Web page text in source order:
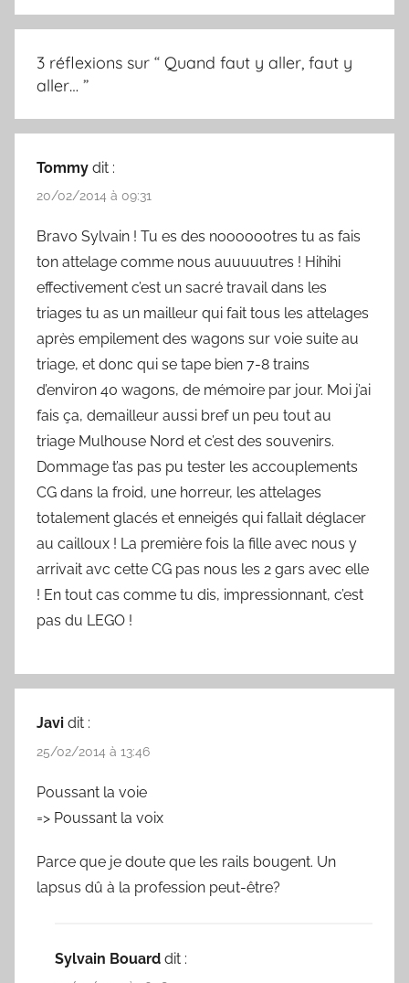
3 réflexions sur “ Quand faut y aller, faut y
aller… ”
Tommy dit :
20/02/2014 à 09:31
Bravo Sylvain ! Tu es des nooooootres tu as fais
ton attelage comme nous auuuuutres ! Hihihi
effectivement c’est un sacré travail dans les
triages tu as un mailleur qui fait tous les attelages
après empilement des wagons sur voie suite au
triage, et donc qui se tape bien 7-8 trains
d’environ 40 wagons, de mémoire par jour. Moi j’ai
fais ça, demailleur aussi bref un peu tout au
triage Mulhouse Nord et c’est des souvenirs.
Dommage t’as pas pu tester les accouplements
CG dans la froid, une horreur, les attelages
totalement glacés et enneigés qui fallait déglacer
au cailloux ! La première fois la fille avec nous y
arrivait avc cette CG pas nous les 2 gars avec elle
! En tout cas comme tu dis, impressionnant, c’est
pas du LEGO !
Javi dit :
25/02/2014 à 13:46
Poussant la voie
=> Poussant la voix
Parce que je doute que les rails bougent. Un
lapsus dû à la profession peut-être?
Sylvain Bouard dit :